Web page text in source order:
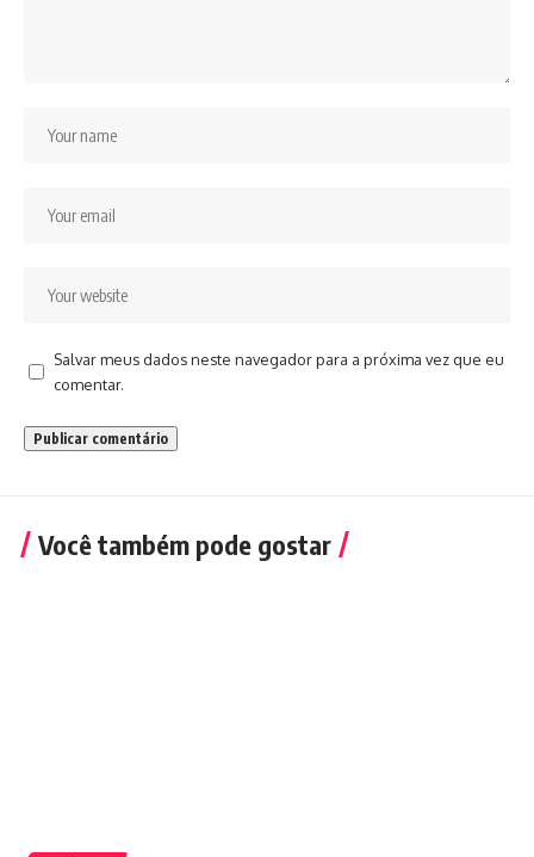
Salvar meus dados neste navegador para a próxima vez que eu
comentar.
Você também pode gostar